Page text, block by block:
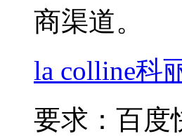
商渠道。
la colline科
要求：百度